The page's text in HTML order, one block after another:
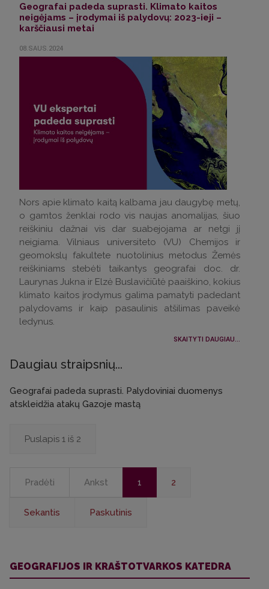
Geografai padeda suprasti. Klimato kaitos
neigėjams – įrodymai iš palydovų: 2023-ieji –
karščiausi metai
08.SAUS.2024
Nors apie klimato kaitą kalbama jau daugybę metų,
o gamtos ženklai rodo vis naujas anomalijas, šiuo
reiškiniu dažnai vis dar suabejojama ar netgi jį
neigiama. Vilniaus universiteto (VU) Chemijos ir
geomokslų fakultete nuotolinius metodus Žemės
reiškiniams stebėti taikantys geografai doc. dr.
Laurynas Jukna ir Elzė Buslavičiūtė paaiškino, kokius
klimato kaitos įrodymus galima pamatyti padedant
palydovams ir kaip pasaulinis atšilimas paveikė
ledynus.
SKAITYTI DAUGIAU...
Daugiau straipsnių...
Geografai padeda suprasti. Palydoviniai duomenys
atskleidžia atakų Gazoje mastą
Puslapis 1 iš 2
Pradėti Ankst 1 2
Sekantis Paskutinis
GEOGRAFIJOS IR KRAŠTOTVARKOS KATEDRA